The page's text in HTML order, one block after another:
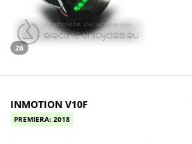
26
INMOTION V10F
PREMIERA: 2018